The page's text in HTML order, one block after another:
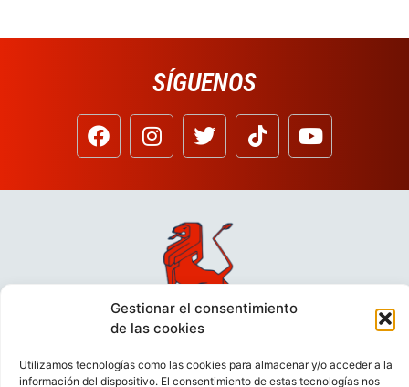
Gestionar el consentimiento
de las cookies
Utilizamos tecnologías como las cookies para almacenar y/o acceder a la
información del dispositivo. El consentimiento de estas tecnologías nos
SÍGUENOS